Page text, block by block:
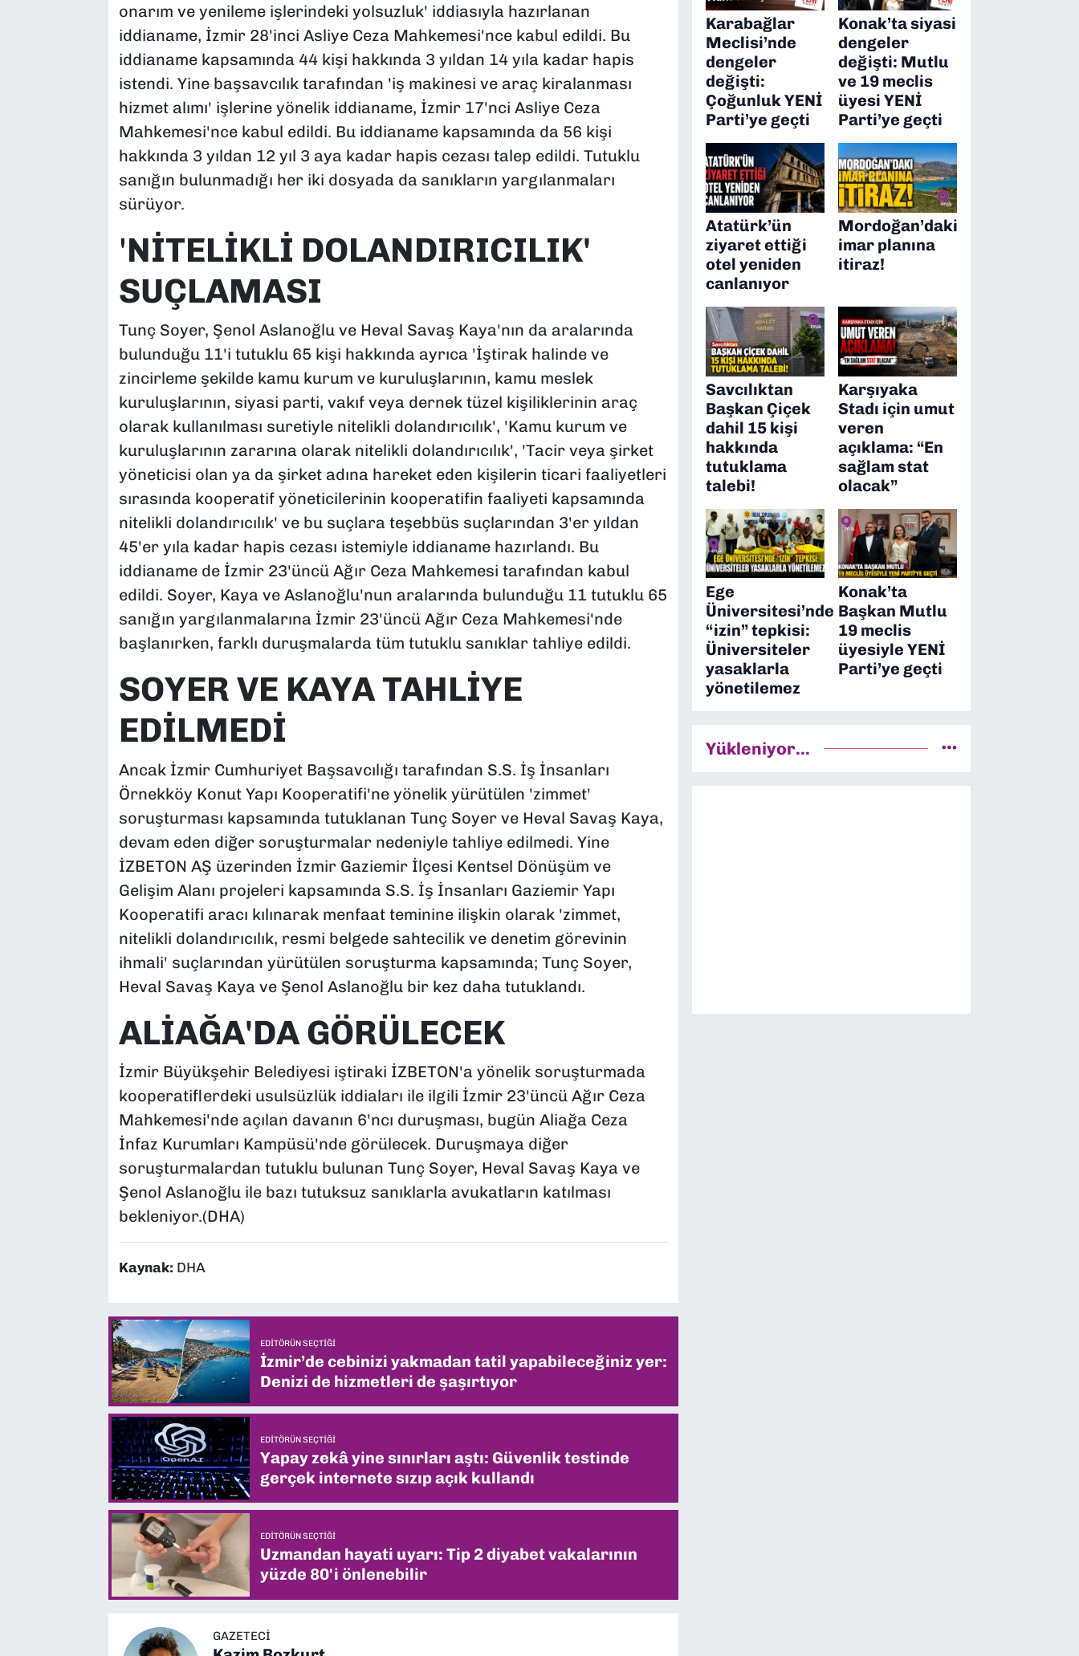
onarım ve yenileme işlerindeki yolsuzluk' iddiasıyla hazırlanan
iddianame, İzmir 28'inci Asliye Ceza Mahkemesi'nce kabul edildi. Bu
iddianame kapsamında 44 kişi hakkında 3 yıldan 14 yıla kadar hapis
istendi. Yine başsavcılık tarafından 'iş makinesi ve araç kiralanması
hizmet alımı' işlerine yönelik iddianame, İzmir 17'nci Asliye Ceza
Mahkemesi'nce kabul edildi. Bu iddianame kapsamında da 56 kişi
hakkında 3 yıldan 12 yıl 3 aya kadar hapis cezası talep edildi. Tutuklu
sanığın bulunmadığı her iki dosyada da sanıkların yargılanmaları
sürüyor.
'NİTELİKLİ DOLANDIRICILIK'
SUÇLAMASI
Tunç Soyer, Şenol Aslanoğlu ve Heval Savaş Kaya'nın da aralarında
bulunduğu 11'i tutuklu 65 kişi hakkında ayrıca 'İştirak halinde ve
zincirleme şekilde kamu kurum ve kuruluşlarının, kamu meslek
kuruluşlarının, siyasi parti, vakıf veya dernek tüzel kişiliklerinin araç
olarak kullanılması suretiyle nitelikli dolandırıcılık', 'Kamu kurum ve
kuruluşlarının zararına olarak nitelikli dolandırıcılık', 'Tacir veya şirket
yöneticisi olan ya da şirket adına hareket eden kişilerin ticari faaliyetleri
sırasında kooperatif yöneticilerinin kooperatifin faaliyeti kapsamında
nitelikli dolandırıcılık' ve bu suçlara teşebbüs suçlarından 3'er yıldan
45'er yıla kadar hapis cezası istemiyle iddianame hazırlandı. Bu
iddianame de İzmir 23'üncü Ağır Ceza Mahkemesi tarafından kabul
edildi. Soyer, Kaya ve Aslanoğlu'nun aralarında bulunduğu 11 tutuklu 65
sanığın yargılanmalarına İzmir 23'üncü Ağır Ceza Mahkemesi'nde
başlanırken, farklı duruşmalarda tüm tutuklu sanıklar tahliye edildi.
SOYER VE KAYA TAHLİYE
EDİLMEDİ
Ancak İzmir Cumhuriyet Başsavcılığı tarafından S.S. İş İnsanları
Örnekköy Konut Yapı Kooperatifi'ne yönelik yürütülen 'zimmet'
soruşturması kapsamında tutuklanan Tunç Soyer ve Heval Savaş Kaya,
devam eden diğer soruşturmalar nedeniyle tahliye edilmedi. Yine
İZBETON AŞ üzerinden İzmir Gaziemir İlçesi Kentsel Dönüşüm ve
Gelişim Alanı projeleri kapsamında S.S. İş İnsanları Gaziemir Yapı
Kooperatifi aracı kılınarak menfaat teminine ilişkin olarak 'zimmet,
nitelikli dolandırıcılık, resmi belgede sahtecilik ve denetim görevinin
ihmali' suçlarından yürütülen soruşturma kapsamında; Tunç Soyer,
Heval Savaş Kaya ve Şenol Aslanoğlu bir kez daha tutuklandı.
ALİAĞA'DA GÖRÜLECEK
İzmir Büyükşehir Belediyesi iştiraki İZBETON'a yönelik soruşturmada
kooperatiflerdeki usulsüzlük iddiaları ile ilgili İzmir 23'üncü Ağır Ceza
Mahkemesi'nde açılan davanın 6'ncı duruşması, bugün Aliağa Ceza
İnfaz Kurumları Kampüsü'nde görülecek. Duruşmaya diğer
soruşturmalardan tutuklu bulunan Tunç Soyer, Heval Savaş Kaya ve
Şenol Aslanoğlu ile bazı tutuksuz sanıklarla avukatların katılması
bekleniyor.(DHA)
Kaynak: DHA
EDITÖRÜN SEÇTIĞI
İzmir’de cebinizi yakmadan tatil yapabileceğiniz yer:
Denizi de hizmetleri de şaşırtıyor
EDITÖRÜN SEÇTIĞI
Yapay zekâ yine sınırları aştı: Güvenlik testinde
gerçek internete sızıp açık kullandı
EDITÖRÜN SEÇTIĞI
Uzmandan hayati uyarı: Tip 2 diyabet vakalarının
yüzde 80'i önlenebilir
GAZETECI
Karabağlar
Meclisi’nde
dengeler
değişti:
Çoğunluk YENİ
Parti’ye geçti
Konak’ta siyasi
dengeler
değişti: Mutlu
ve 19 meclis
üyesi YENİ
Parti’ye geçti
Atatürk’ün
ziyaret ettiği
otel yeniden
canlanıyor
Mordoğan’daki
imar planına
itiraz!
Savcılıktan
Başkan Çiçek
dahil 15 kişi
hakkında
tutuklama
talebi!
Karşıyaka
Stadı için umut
veren
açıklama: “En
sağlam stat
olacak”
Ege
Üniversitesi’nde
“izin” tepkisi:
Üniversiteler
yasaklarla
yönetilemez
Konak’ta
Başkan Mutlu
19 meclis
üyesiyle YENİ
Parti’ye geçti
Yükleniyor...